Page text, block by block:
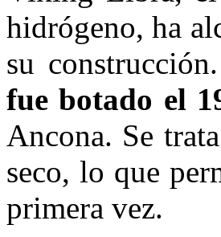
hidrógeno, ha
su
fue botado el
Ancona. Se
seco, lo que
primera vez.